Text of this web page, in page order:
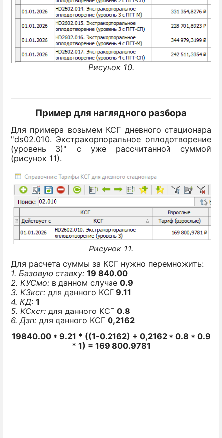
Рисунок 10.
Пример для наглядного разбора
Для примера возьмем КСГ дневного стационара
"ds02.010. Экстракорпоральное оплодотворение
(уровень 3)" с уже рассчитанной суммой
(рисунок 11).
Рисунок 11.
Для расчета суммы за КСГ нужно перемножить:
1. Базовую ставку: 19 840.00
2. КУСмо: в данном случае 0.9
3. КЗксг: для данного КСГ 9.11
4. КД: 1
5. КСксг: для данного КСГ 0.8
6. Дзп: для данного КСГ 0,2162
19840.00 * 9.21 * ((1-0.2162) + 0,2162 * 0.8 * 0.9
* 1) = 169 800.9781